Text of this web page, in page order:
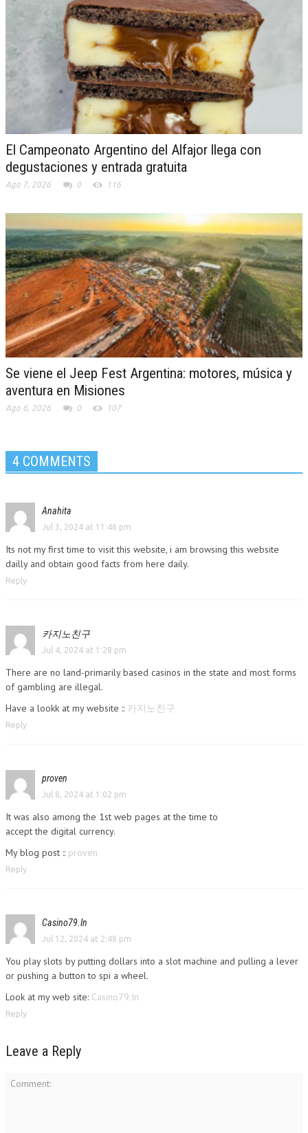
El Campeonato Argentino del Alfajor llega con
degustaciones y entrada gratuita
Ago 7, 2026 0 116
Se viene el Jeep Fest Argentina: motores, música y
aventura en Misiones
Ago 6, 2026 0 107
4 COMMENTS
Anahita
Jul 3, 2024 at 11:46 pm
Its not my first time to visit this website, i am browsing this website
dailly and obtain good facts from here daily.
Reply
카지노친구
Jul 4, 2024 at 1:28 pm
There are no land-primarily based casinos in the state and most forms
of gambling are illegal.
Have a lookk at my website :: 카지노친구
Reply
proven
Jul 8, 2024 at 1:02 pm
It was also among the 1st web pages at the time to
accept the digital currency.
My blog post :: proven
Reply
Casino79.In
Jul 12, 2024 at 2:48 pm
You play slots by putting dollars into a slot machine and pulling a lever
or pushing a button to spi a wheel.
Look at my web site: Casino79.In
Reply
Leave a Reply